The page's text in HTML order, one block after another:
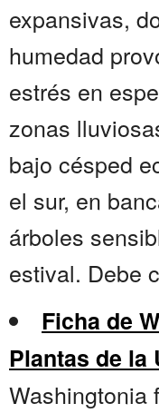
expansivas,
humedad
estrés en
zonas
bajo césped
el sur, en
árboles
estival. Debe
Ficha de
Plantas de la
Washingtonia